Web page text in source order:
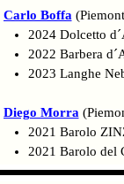
Carlo Boffa
2024 Dolcetto
2022 Barbera
2023 Langhe
Diego Morra
2021 Barolo
2021 Barolo del